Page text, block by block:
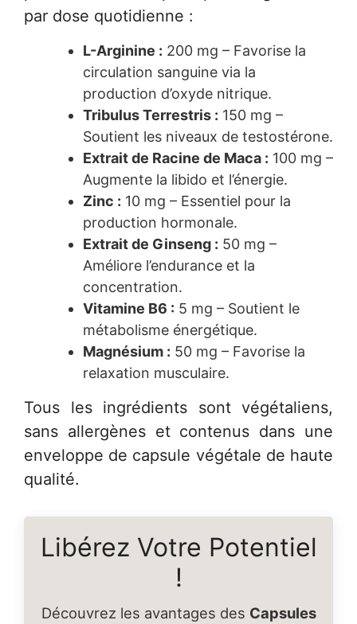
par dose quotidienne :
L-Arginine : 200 mg – Favorise la
circulation sanguine via la
production d’oxyde nitrique.
Tribulus Terrestris : 150 mg –
Soutient les niveaux de testostérone.
Extrait de Racine de Maca : 100 mg –
Augmente la libido et l’énergie.
Zinc : 10 mg – Essentiel pour la
production hormonale.
Extrait de Ginseng : 50 mg –
Améliore l’endurance et la
concentration.
Vitamine B6 : 5 mg – Soutient le
métabolisme énergétique.
Magnésium : 50 mg – Favorise la
relaxation musculaire.
Tous les ingrédients sont végétaliens,
sans allergènes et contenus dans une
enveloppe de capsule végétale de haute
qualité.
Libérez Votre Potentiel
!
Découvrez les avantages des Capsules